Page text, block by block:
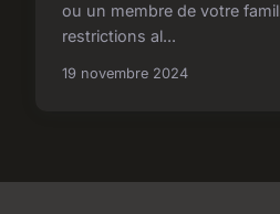
ou un membre de votre
restrictions al...
19 novembre 2024